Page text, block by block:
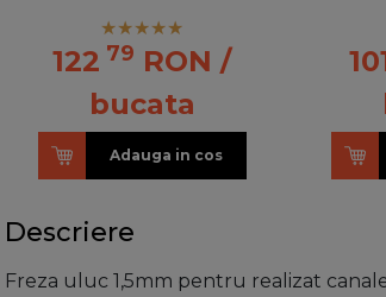
122 79 RON /
bucata
Adauga in cos
Descriere
Freza uluc 1,5mm pentru realizat